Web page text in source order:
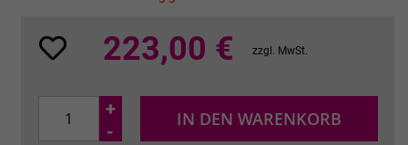
223,00 € zzgl. MwSt.
+
-
IN DEN WARENKORB